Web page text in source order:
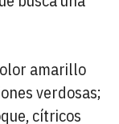
amarillo
verdosas;
cítricos